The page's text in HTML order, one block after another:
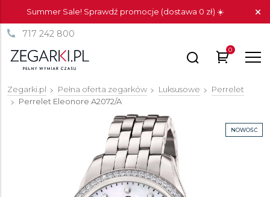
Summer Sale! Sprawdź promocje (dostawa 0 zł) ☀️
717 242 800
0
Zegarki.pl Pełna oferta zegarków Luksusowe
Perrelet
Perrelet Eleonore A2072/A
NOWOŚĆ